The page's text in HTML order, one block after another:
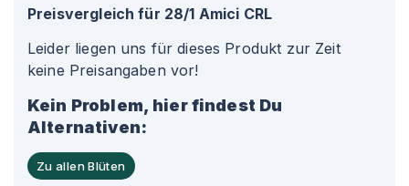
Preisvergleich für 28/1 Amici CRL
Leider liegen uns für dieses Produkt zur Zeit
keine Preisangaben vor!
Kein Problem, hier findest Du
Alternativen:
Zu allen Blüten